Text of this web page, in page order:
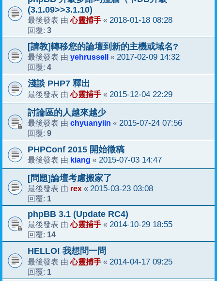
(3.1.09>>3.1.10)
最後發表 由心靈捕手 « 2018-01-18 08:28
回覆: 3
[請教]轉移您的論壇到新的主機或域名?
最後發表 由 yehrussell « 2017-02-09 14:32
回覆: 4
淺談 PHP7 釋出
最後發表 由心靈捕手 « 2015-12-04 22:29
討論區的人越來越少
最後發表 由 chyuanyiin « 2015-07-24 07:56
回覆: 9
PHPConf 2015 開始徵稿
最後發表 由 kiang « 2015-07-03 14:47
[問題]論壇考慮搬家了
最後發表 由 rex « 2015-03-23 03:08
回覆: 1
phpBB 3.1 (Update RC4)
最後發表 由心靈捕手 « 2014-10-29 18:55
回覆: 14
HELLO! 我想問一問
最後發表 由心靈捕手 « 2014-04-17 09:25
回覆: 1